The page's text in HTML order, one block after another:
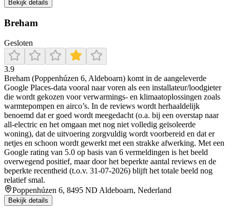
Bekijk details
Breham
Gesloten
3.9
Breham (Poppenhúzen 6, Aldeboarn) komt in de aangeleverde
Google Places-data vooral naar voren als een installateur/loodgieter
die wordt gekozen voor verwarmings- en klimaatoplossingen zoals
warmtepompen en airco’s. In de reviews wordt herhaaldelijk
benoemd dat er goed wordt meegedacht (o.a. bij een overstap naar
all-electric en het omgaan met nog niet volledig geïsoleerde
woning), dat de uitvoering zorgvuldig wordt voorbereid en dat er
netjes en schoon wordt gewerkt met een strakke afwerking. Met een
Google rating van 5.0 op basis van 6 vermeldingen is het beeld
overwegend positief, maar door het beperkte aantal reviews en de
beperkte recentheid (t.o.v. 31-07-2026) blijft het totale beeld nog
relatief smal.
Poppenhúzen 6, 8495 ND Aldeboarn, Nederland
Bekijk details